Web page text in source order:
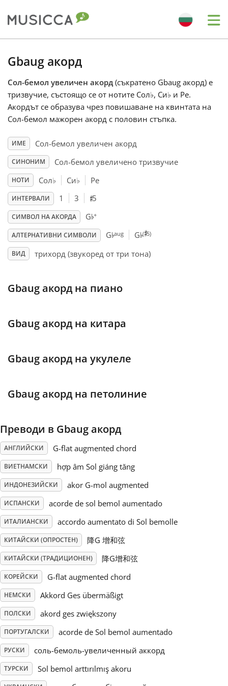
Български
Dansk
English
Español
Português
Русский
Svenska
Tiếng Việt
Türkçe
简体中文
繁體中文
Gbaug акорд
Сол-бемол увеличен акорд (съкратено Gbaug акорд) е
тризвучие, състоящо се от нотите Сол♭, Си♭ и Ре.
Акордът се образува чрез повишаване на квинтата на
Сол-бемол мажорен акорд с половин стъпка.
ИМЕ Сол-бемол увеличен акорд
СИНОНИМ Сол-бемол увеличено тризвучие
НОТИ Сол♭ Си♭ Ре
ИНТЕРВАЛИ 1 3 ♯5
СИМВОЛ НА АКОРДА G♭+
АЛТЕРНАТИВНИ СИМВОЛИ G♭aug G♭(♯5)
ВИД трихорд (звукоред от три тона)
Gbaug акорд на пиано
Gbaug акорд на китара
Gbaug акорд на укулеле
Gbaug акорд на петолиние
Преводи в Gbaug акорд
АНГЛИЙСКИ G-flat augmented chord
ВИЕТНАМСКИ hợp âm Sol giáng tăng
ИНДОНЕЗИЙСКИ akor G-mol augmented
ИСПАНСКИ acorde de sol bemol aumentado
ИТАЛИАНСКИ accordo aumentato di Sol bemolle
КИТАЙСКИ (ОПРОСТЕН) 降G 增和弦
КИТАЙСКИ (ТРАДИЦИОНЕН) 降G增和弦
КОРЕЙСКИ G-flat augmented chord
НЕМСКИ Akkord Ges übermäßigt
ПОЛСКИ akord ges zwiększony
ПОРТУГАЛСКИ acorde de Sol bemol aumentado
РУСКИ соль-бемоль-увеличенный аккорд
ТУРСКИ Sol bemol arttırılmış akoru